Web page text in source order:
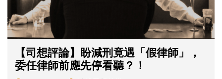
【司想評論】盼減刑竟遇「假律師」，
委任律師前應先停看聽？！